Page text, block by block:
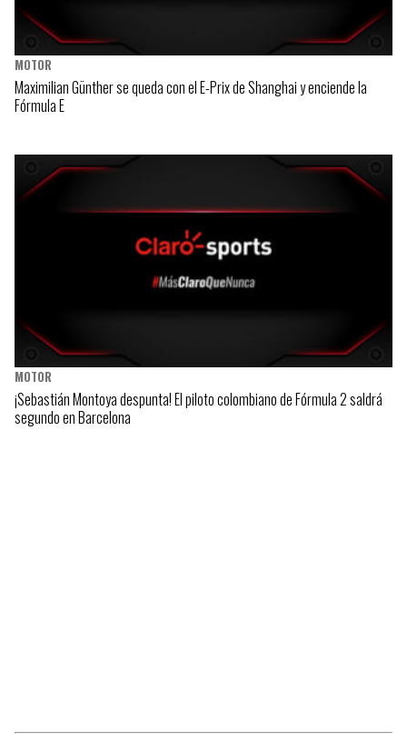
MOTOR
Maximilian Günther se queda con el E-Prix de Shanghai y enciende la
Fórmula E
MOTOR
¡Sebastián Montoya despunta! El piloto colombiano de Fórmula 2 saldrá
segundo en Barcelona